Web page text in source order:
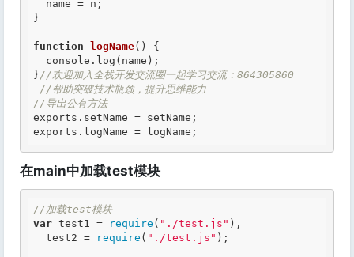
}
function logName()
{
}//欢迎加入全栈开发交流圈一起学习交流：864305860
//帮助突破技术瓶颈，提升思维能力
//导出公有方法
exports.setName = setName;
在main中加载test模块
//加载test模块
var test1 = require ( "./test.js" ),
  test2 =
require ( "./test.js" );